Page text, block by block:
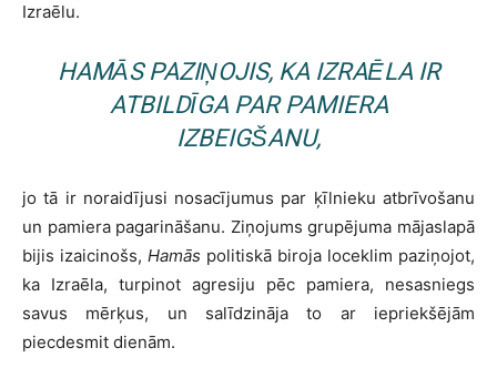
Izraēlu.
HAMĀSPAZIŅOJIS, KA IZRAĒLA IR
ATBILDĪGA PAR PAMIERA
IZBEIGŠANU,
jo tā ir noraidījusi nosacījumus par ķīlnieku atbrīvošanu
un pamiera pagarināšanu. Ziņojums grupējuma mājaslapā
bijis izaicinošs, Hamās politiskā biroja loceklim paziņojot,
ka Izraēla, turpinot agresiju pēc pamiera, nesasniegs
savus mērķus, un salīdzināja to ar iepriekšējām
piecdesmit dienām.